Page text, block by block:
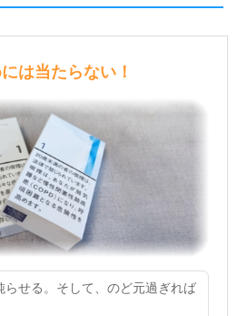
は当たらない！
せる。そして、 のど元過ぎれば